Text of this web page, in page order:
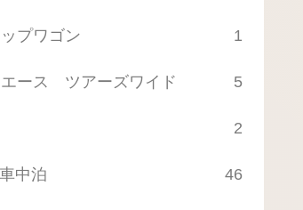
プワゴン 1
ース ツアーズワイド 5
2
中泊 46